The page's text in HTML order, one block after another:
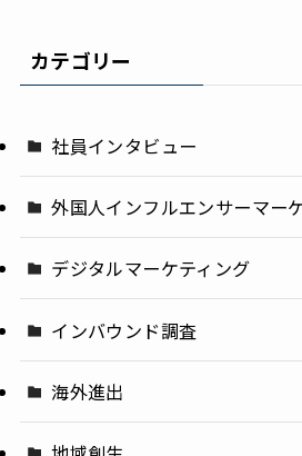
カテゴリー
社員インタビュー
外国人インフルエンサーマー
デジタルマーケティング
インバウンド調査
海外進出